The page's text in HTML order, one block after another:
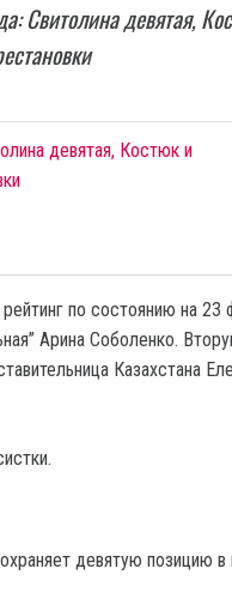
Свитолина девятая,
девятая, Костюк и
по состоянию на 23
Арина Соболенко.
Казахстана
девятую позицию